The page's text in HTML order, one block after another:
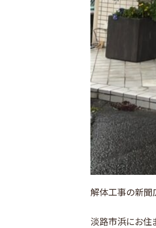
解体工事の新聞
淡路市浜にお住